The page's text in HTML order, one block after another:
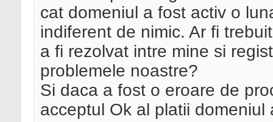
cat domeniul a fost activ o
indiferent de nimic. Ar fi
a fi rezolvat intre mine si
problemele noastre?
Si daca a fost o eroare de
acceptul Ok al platii